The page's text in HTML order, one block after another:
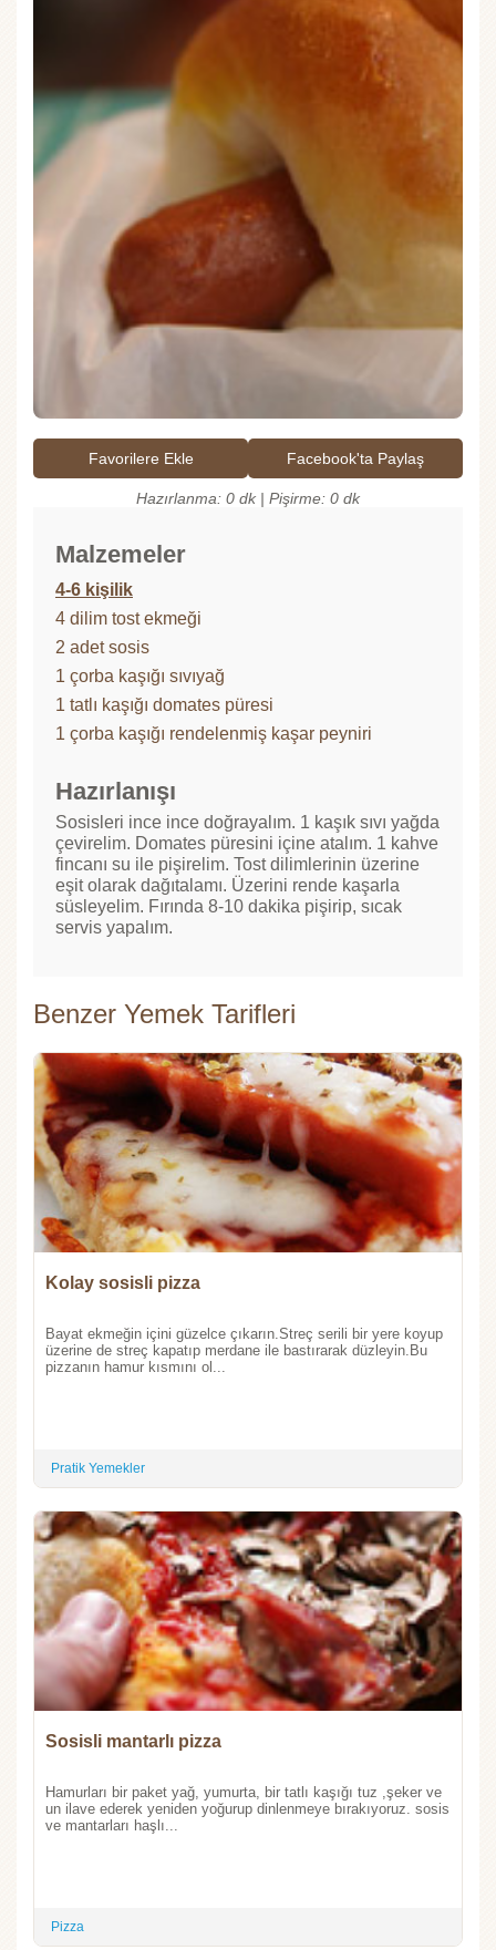
Favorilere Ekle Facebook'ta Paylaş
Hazırlanma: 0 dk | Pişirme: 0 dk
Malzemeler
4-6 kişilik
4 dilim tost ekmeği
2 adet sosis
1 çorba kaşığı sıvıyağ
1 tatlı kaşığı domates püresi
1 çorba kaşığı rendelenmiş kaşar peyniri
Hazırlanışı
Sosisleri ince ince doğrayalım. 1 kaşık sıvı yağda
çevirelim. Domates püresini içine atalım. 1 kahve
fincanı su ile pişirelim. Tost dilimlerinin üzerine
eşit olarak dağıtalamı. Üzerini rende kaşarla
süsleyelim. Fırında 8-10 dakika pişirip, sıcak
servis yapalım.
Benzer Yemek Tarifleri
Kolay sosisli pizza
Bayat ekmeğin içini güzelce çıkarın.Streç serili bir yere koyup
üzerine de streç kapatıp merdane ile bastırarak düzleyin.Bu
pizzanın hamur kısmını ol...
Pratik Yemekler
Sosisli mantarlı pizza
Hamurları bir paket yağ, yumurta, bir tatlı kaşığı tuz ,şeker ve
un ilave ederek yeniden yoğurup dinlenmeye bırakıyoruz. sosis
ve mantarları haşlı...
Pizza